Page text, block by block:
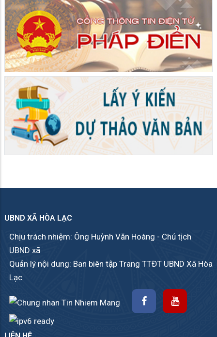
UBND XÃ HÒA LẠC
Chịu trách nhiệm: Ông Huỳnh Văn Hoàng - Chủ tịch
UBND xã
Quản lý nội dung: Ban biên tập Trang TTĐT UBND Xã Hòa
Lạc